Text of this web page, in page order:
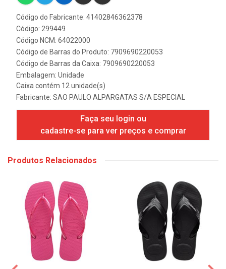
Código do Fabricante: 41402846362378
Código: 299449
Código NCM: 64022000
Código de Barras do Produto: 7909690220053
Código de Barras da Caixa: 7909690220053
Embalagem: Unidade
Caixa contém 12 unidade(s)
Fabricante: SAO PAULO ALPARGATAS S/A ESPECIAL
Faça seu login ou
cadastre-se para ver preços e comprar
Produtos Relacionados